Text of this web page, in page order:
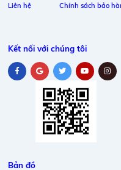
Liên hệ
Chính sách bảo
Kết nối với chúng tôi
Bản đồ